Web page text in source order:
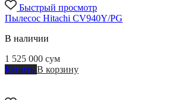
Быстрый просмотр
Пылесос Hitachi CV940Y/PG
В наличии
1 525 000 сум
Купить В корзину